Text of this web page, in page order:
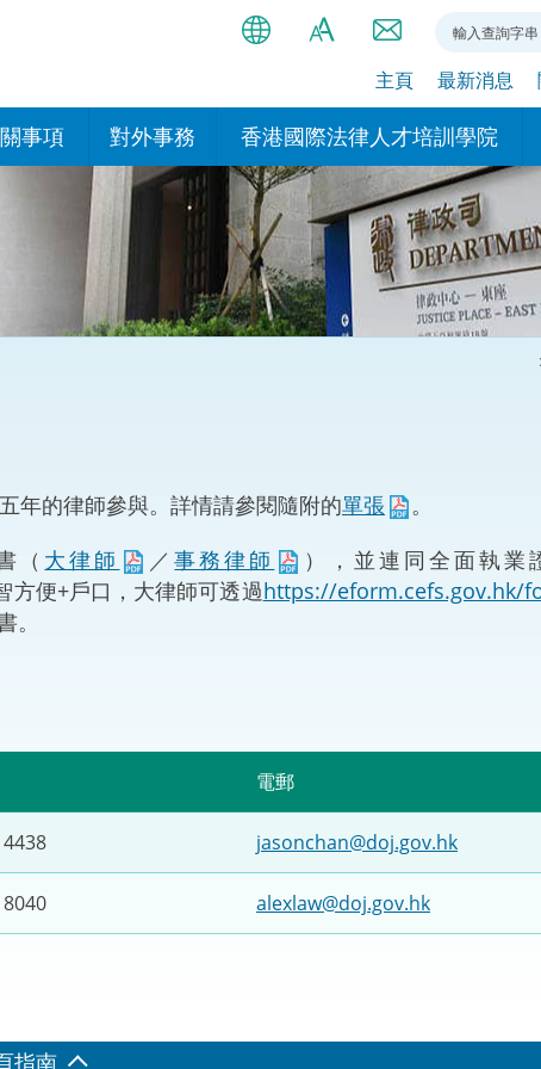
简
EN
Bahasa Indonesia (印尼語)
हिन्दी (印度語)
नेपाली (尼泊爾語)
اردو (烏爾都語)
Tiếng Việt (越南語)
A
A
主頁 最新消息
事項
執行民
係的安
對外事務
國際政府機構在香港設立辦事
處或運作
多邊協定
其他協定
香港國際法律人才培訓學院
我們的學院
我們的專家委員會
我們的辦公室
年的律師參與。詳情請參閱隨附的單張
。
（ 大律師 ／事務律師
），並連同全面執業
方便+戶口，大律師可透過https://eform.cefs.gov.hk/
。
電郵
jasonchan@doj.gov.hk
alexlaw@doj.gov.hk
指南